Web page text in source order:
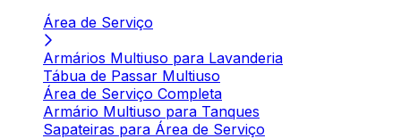
Área de Serviço
Armários Multiuso para Lavanderia
Tábua de Passar Multiuso
Área de Serviço Completa
Armário Multiuso para Tanques
Sapateiras para Área de Serviço